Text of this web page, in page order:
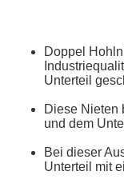
Doppel
Unterteil
Diese Nieten
und dem
Bei dieser
Unterteil mit